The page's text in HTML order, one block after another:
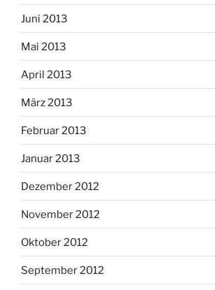
Juni 2013
Mai 2013
April 2013
März 2013
Februar 2013
Januar 2013
Dezember 2012
November 2012
Oktober 2012
September 2012